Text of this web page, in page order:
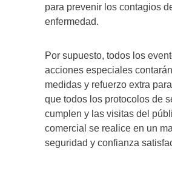
para prevenir los contagios
enfermedad.
Por supuesto, todos los
acciones especiales
medidas y refuerzo extra
que todos los protocolos de
cumplen y las visitas del
comercial se realice en un
seguridad y confianza